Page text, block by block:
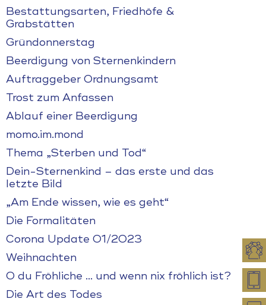
Bestattungsarten, Friedhöfe &
Grabstätten
Gründonnerstag
Beerdigung von Sternenkindern
Auftraggeber Ordnungsamt
Trost zum Anfassen
Ablauf einer Beerdigung
momo.im.mond
Thema „Sterben und Tod“
Dein-Sternenkind – das erste und das
letzte Bild
„Am Ende wissen, wie es geht“
Die Formalitäten
Corona Update 01/2023
Weihnachten
O du Fröhliche … und wenn nix fröhlich ist?
Die Art des Todes